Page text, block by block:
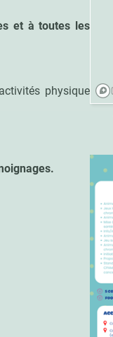
et à toutes les
physique